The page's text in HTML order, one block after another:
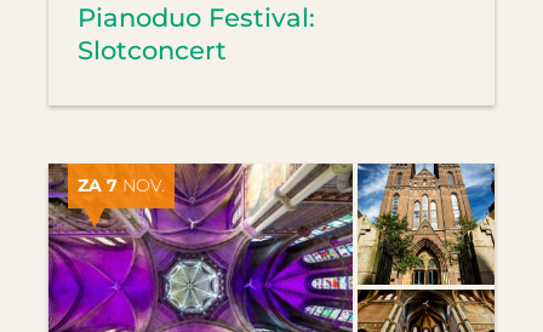
Pianoduo Festival:
Slotconcert
ZA 7 NOV.